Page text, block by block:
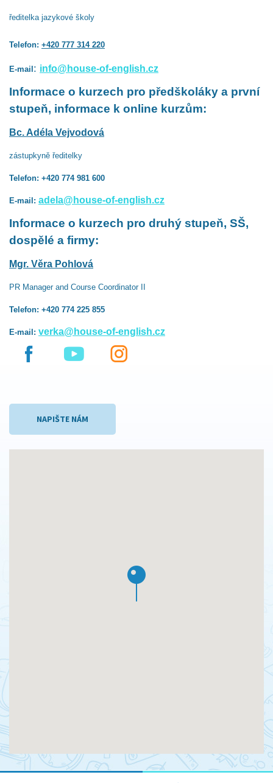
ředitelka jazykové školy
Telefon: +420 777 314 220
E-mail: info@house-of-english.cz
Informace o kurzech pro předškoláky a první
stupeň, informace k online kurzům:
Bc. Adéla Vejvodová
zástupkyně ředitelky
Telefon: +420 774 981 600
E-mail: adela@house-of-english.cz
Informace o kurzech pro druhý stupeň, SŠ,
dospělé a firmy:
Mgr. Věra Pohlová
PR Manager and Course Coordinator II
Telefon: +420 774 225 855
E-mail: verka@house-of-english.cz
NAPIŠTE NÁM